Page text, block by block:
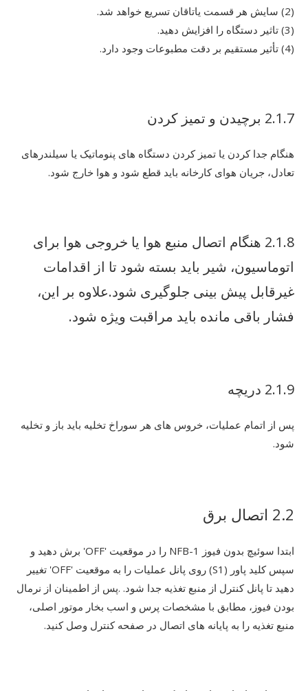
(2) سایش هر قسمت یاتاقان تسریع خواهد شد.
(3) تاثیر دستگاه را افزایش دهید.
(4) تأثیر مستقیم بر دقت مطبوعات وجود دارد.
2.1.7 برچیدن و تمیز کردن
هنگام جدا کردن یا تمیز کردن دستگاه های پنوماتیک یا سیلندرهای
تعادل، جریان هوای کارخانه باید قطع شود و هوا خارج شود.
2.1.8 هنگام اتصال منبع هوا یا خروجی هوا برای
اتوماسیون، شیر باید بسته شود تا از اقدامات
غیرقابل پیش بینی جلوگیری شود.علاوه بر این،
فشار باقی مانده باید مراقبت ویژه شود.
2.1.9 دریچه
پس از اتمام عملیات، خروس های هر سوراخ تخلیه باید باز و تخلیه
شود.
2.2 اتصال برق
ابتدا سوئیچ بدون فیوز NFB-1 را در موقعیت 'OFF' برش دهید و
سپس کلید پاور (S1) روی پانل عملیات را به موقعیت 'OFF' تغییر
دهید تا پانل کنترل از منبع تغذیه جدا شود. .پس از اطمینان از نرمال
بودن فیوز، مطابق با مشخصات پرس و اسب بخار موتور اصلی،
منبع تغذیه را به پایانه های اتصال در صفحه کنترل وصل کنید.